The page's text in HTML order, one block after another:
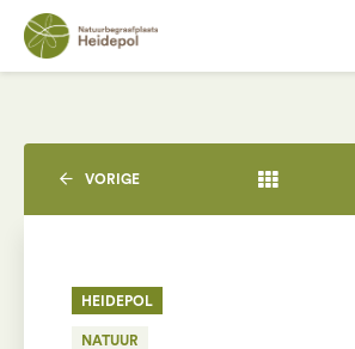
VORIGE
HEIDEPOL
NATUUR